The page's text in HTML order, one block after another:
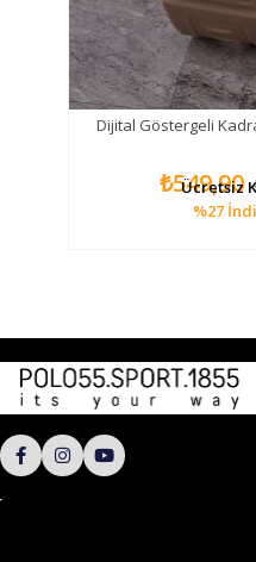
Dijital Göstergeli
₺549,90
%27
Ücretsiz